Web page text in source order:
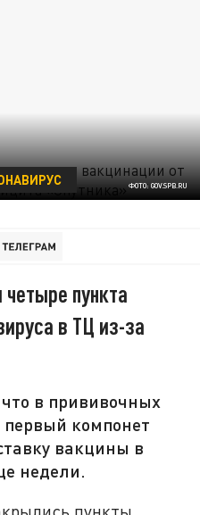
ФОТО: GOV.SPB.RU
пункта
в ТЦ из-за
в прививочных
первый компонет
вакцины в
недели.
пункты